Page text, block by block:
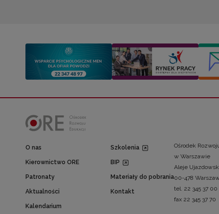
O nas
Kierownictwo ORE
Patronaty
Aktualności
Kalendarium
Szkolenia
BIP
Materiały do pobrania
Kontakt
Ośrodek
w Warszawie
Aleje
00-478
tel. 22 345 37 00
fax 22 345 37 70